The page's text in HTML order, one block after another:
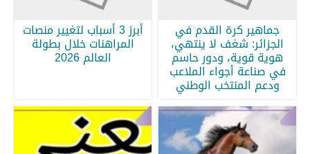
جماهير كرة القدم في
الجزائر: شغف لا ينتهي،
هوية قوية، ودور حاسم
في صناعة أجواء الملاعب
ودعم المنتخب الوطني
أبرز 3 أسباب لتغيير منصات
المراهنات خلال بطولة
العالم 2026